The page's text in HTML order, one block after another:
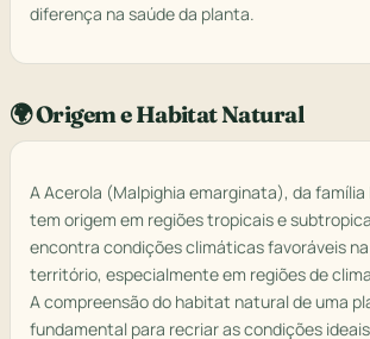
diferença na saúde da planta.
🌍 Origem e Habitat Natural
A Acerola (Malpighia emarginata), da família
tem origem em regiões tropicais e
encontra condições climáticas favoráveis
território, especialmente em regiões de
A compreensão do habitat natural de uma
fundamental para recriar as condições